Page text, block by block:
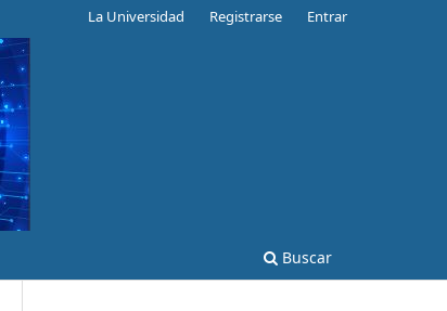
Buscar
La Universidad Registrarse Entrar